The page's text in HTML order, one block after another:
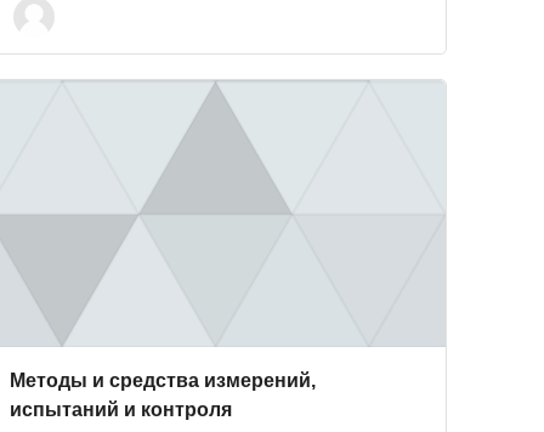
курса" Методы и средства измерений,
Изображение курса
Название курса
Методы и средства измерений,
испытаний и контроля